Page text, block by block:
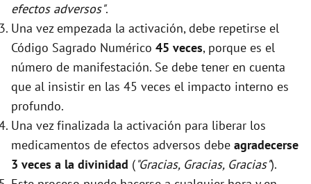
efectos adversos".
Una vez empezada la activación, debe repetirse el
Código Sagrado Numérico 45 veces, porque es el
número de manifestación. Se debe tener en cuenta
que al insistir en las 45 veces el impacto interno es
profundo.
Una vez finalizada la activación para liberar los
medicamentos de efectos adversos debe agradecerse
3 veces a la divinidad ("Gracias, Gracias, Gracias").